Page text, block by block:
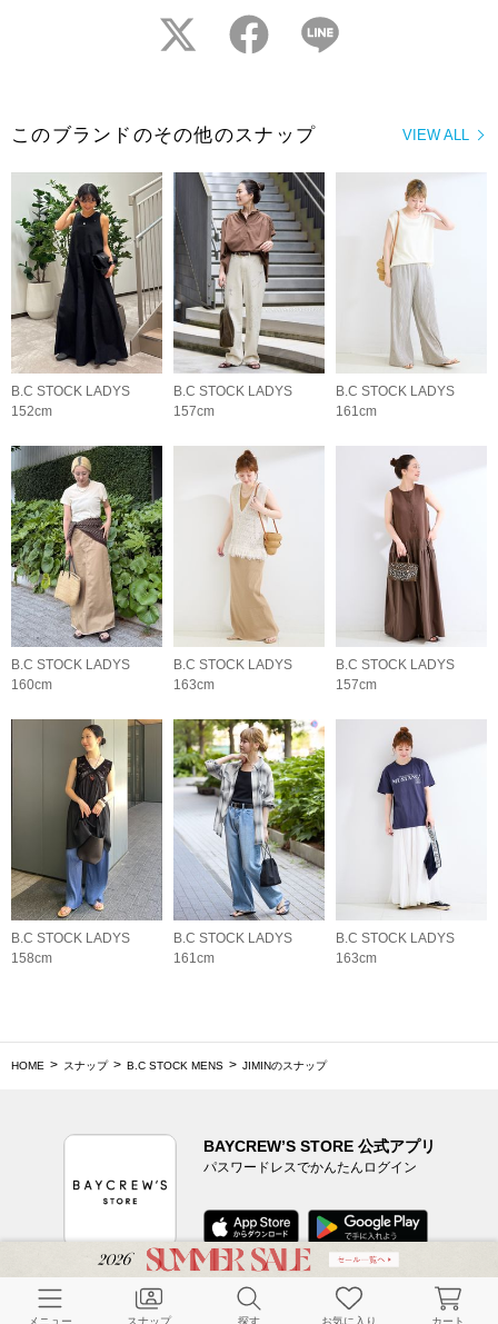
twitter facebook
VIEW ALL
このブランドのその他のスナップ
B.C STOCK LADYS
152cm
B.C STOCK LADYS
157cm
B.C STOCK LADYS
161cm
B.C STOCK LADYS
160cm
B.C STOCK LADYS
163cm
B.C STOCK LADYS
157cm
B.C STOCK LADYS
158cm
B.C STOCK LADYS
161cm
B.C STOCK LADYS
163cm
HOME スナップ B.C STOCK MENS JIMINのスナップ
BAYCREW’S STORE 公式アプリ
パスワードレスでかんたんログイン
CUSTOMER SERVICE
メニュー スナップ 探す お気に入り カート